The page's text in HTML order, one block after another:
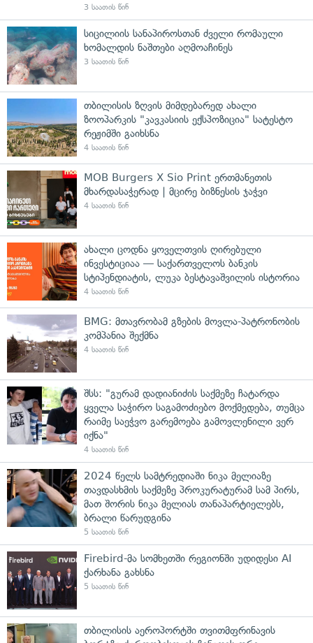
3 საათის წინ
სიცილიის სანაპიროსთან ძველი რომაული
ხომალდის ნაშთები აღმოაჩინეს
3 საათის წინ
თბილისის ზღვის მიმდებარედ ახალი
ზოოპარკის "კავკასიის ექსპოზიცია" სატესტო
რეჟიმში გაიხსნა
4 საათის წინ
MOB Burgers X Sio Print ერთმანეთის
მხარდასაჭერად | მცირე ბიზნესის ჯაჭვი
4 საათის წინ
ახალი ცოდნა ყოველთვის ღირებული
ინვესტიციაა — საქართველოს ბანკის
სტიპენდიატის, ლუკა ბესტავაშვილის ისტორია
4 საათის წინ
BMG: მთავრობამ გზების მოვლა-პატრონობის
კომპანია შექმნა
4 საათის წინ
შსს: "გურამ დადიანიძის საქმეზე ჩატარდა
ყველა საჭირო საგამოძიებო მოქმედება, თუმცა
რაიმე საეჭვო გარემოება გამოვლენილი ვერ
იქნა"
4 საათის წინ
2024 წელს სამტრედიაში ნიკა მელიაზე
თავდასხმის საქმეზე პროკურატურამ სამ პირს,
მათ შორის ნიკა მელიას თანაპარტიელებს,
ბრალი წარუდგინა
5 საათის წინ
Firebird-მა სომხეთში რეგიონში უდიდესი AI
ქარხანა გახსნა
5 საათის წინ
თბილისის აეროპორტში თვითმფრინავის